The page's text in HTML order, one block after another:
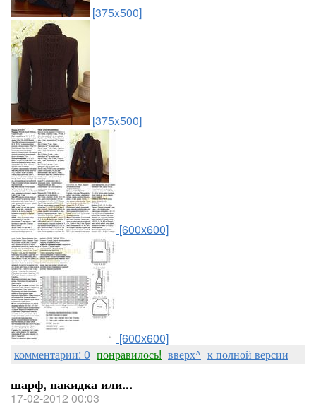
[375x500]
[375x500]
[600x600]
[600x600]
комментарии: 0 понравилось! вверх^ к полной версии
шарф, накидка или...
17-02-2012 00:03